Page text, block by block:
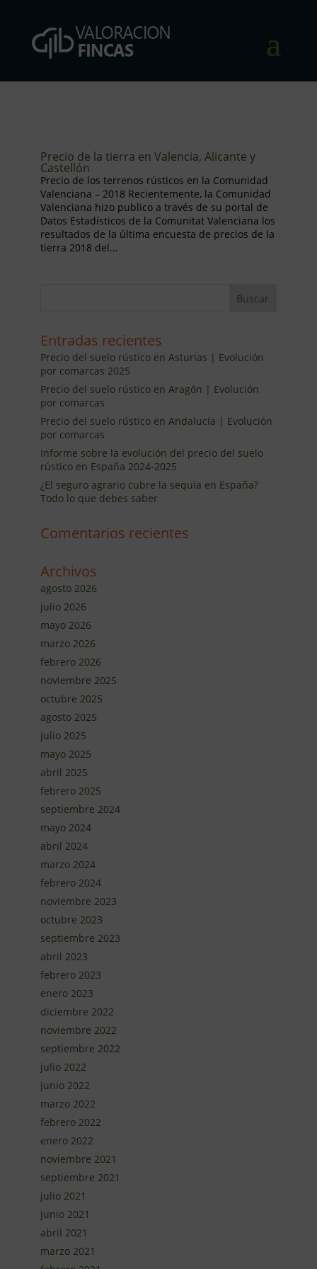
Precio de la tierra en Valencia, Alicante y
Castellón
Precio de los terrenos rústicos en la Comunidad
Valenciana – 2018 Recientemente, la Comunidad
Valenciana hizo publico a través de su portal de
Datos Estadísticos de la Comunitat Valenciana los
resultados de la última encuesta de precios de la
tierra 2018 del...
Entradas recientes
Precio del suelo rústico en Asturias | Evolución
por comarcas 2025
Precio del suelo rústico en Aragón | Evolución
por comarcas
Precio del suelo rústico en Andalucía | Evolución
por comarcas
Informe sobre la evolución del precio del suelo
rústico en España 2024-2025
¿El seguro agrario cubre la sequía en España?
Todo lo que debes saber
Comentarios recientes
Archivos
agosto 2026
julio 2026
mayo 2026
marzo 2026
febrero 2026
noviembre 2025
octubre 2025
agosto 2025
julio 2025
mayo 2025
abril 2025
febrero 2025
septiembre 2024
mayo 2024
abril 2024
marzo 2024
febrero 2024
noviembre 2023
octubre 2023
septiembre 2023
abril 2023
febrero 2023
enero 2023
diciembre 2022
noviembre 2022
septiembre 2022
julio 2022
junio 2022
marzo 2022
febrero 2022
enero 2022
noviembre 2021
septiembre 2021
julio 2021
junio 2021
abril 2021
marzo 2021